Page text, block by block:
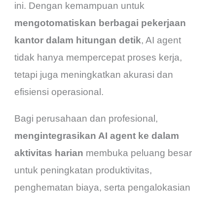
ini. Dengan kemampuan untuk
mengotomatiskan berbagai pekerjaan
kantor dalam hitungan detik, AI agent
tidak hanya mempercepat proses kerja,
tetapi juga meningkatkan akurasi dan
efisiensi operasional.
Bagi perusahaan dan profesional,
mengintegrasikan AI agent ke dalam
aktivitas harian membuka peluang besar
untuk peningkatan produktivitas,
penghematan biaya, serta pengalokasian